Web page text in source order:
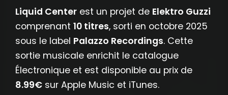
Liquid Center est un projet de Elektro Guzzi
comprenant 10 titres, sorti en octobre 2025
sous le label Palazzo Recordings. Cette
sortie musicale enrichit le catalogue
Électronique et est disponible au prix de
8.99€ sur Apple Music et iTunes.